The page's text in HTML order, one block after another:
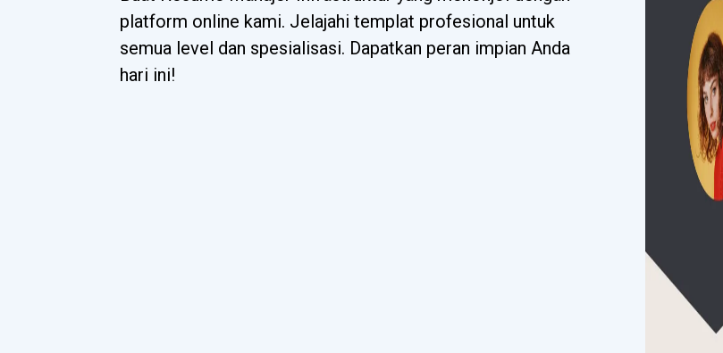
platform online kami. Jelajahi templat profesional untuk
semua level dan spesialisasi. Dapatkan peran impian Anda
hari ini!